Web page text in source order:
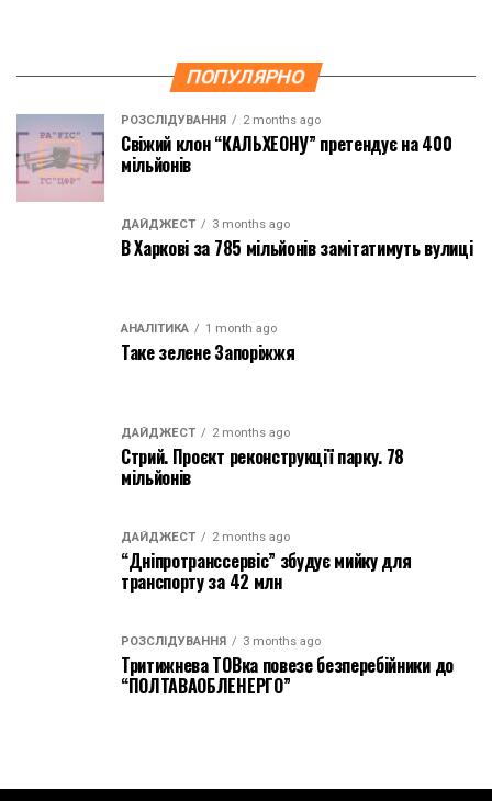
ПОПУЛЯРНО
РОЗСЛІДУВАННЯ 2 months ago
Свіжий клон “КАЛЬХЕОНУ” претендує на 400
мільйонів
ДАЙДЖЕСТ 3 months ago
В Харкові за 785 мільйонів замітатимуть вулиці
АНАЛІТИКА 1 month ago
Таке зелене Запоріжжя
ДАЙДЖЕСТ 2 months ago
Стрий. Проєкт реконструкції парку. 78
мільйонів
ДАЙДЖЕСТ 2 months ago
“Дніпротранссервіс” збудує мийку для
транспорту за 42 млн
РОЗСЛІДУВАННЯ 3 months ago
Тритижнева ТОВка повезе безперебійники до
“ПОЛТАВАОБЛЕНЕРГО”